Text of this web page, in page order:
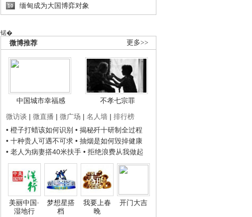
10 缅甸成为大国博弈对象
锘�
更多>>
微博推荐
中国城市幸福感
不孝七宗罪
微访谈 | 微直播 | 微广场 | 名人墙 | 排行榜
• 橙子打蜡该如何识别 • 揭秘歼十研制全过程
• 十种贵人可遇不可求 • 抽烟是如何毁掉健康
• 老人为病妻搭40米扶手 • 拒绝浪费从我做起
美丽中国·
湿地行
梦想星搭
档
我要上春
晚
开门大吉